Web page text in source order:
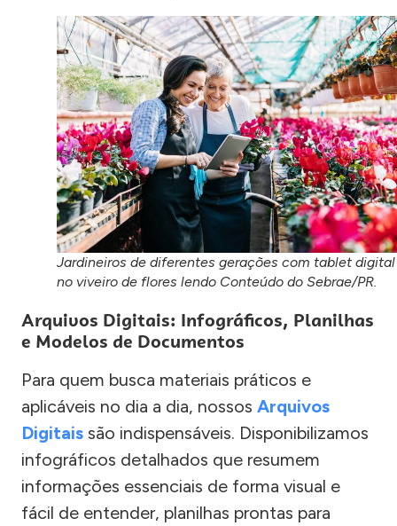
Jardineiros de diferentes gerações com tablet digital
no viveiro de flores lendo Conteúdo do Sebrae/PR.
Arquivos Digitais: Infográficos, Planilhas
e Modelos de Documentos
Para quem busca materiais práticos e
aplicáveis no dia a dia, nossos Arquivos
Digitais são indispensáveis. Disponibilizamos
infográficos detalhados que resumem
informações essenciais de forma visual e
fácil de entender, planilhas prontas para